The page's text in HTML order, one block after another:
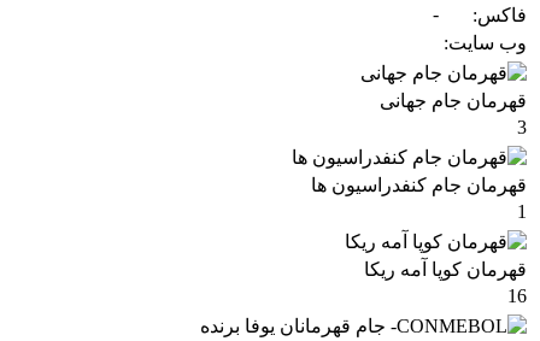
فاکس:
-
وب سایت:
قهرمان جام جهانی
3
قهرمان جام کنفدراسیون ها
1
قهرمان کوپا آمه ریکا
16